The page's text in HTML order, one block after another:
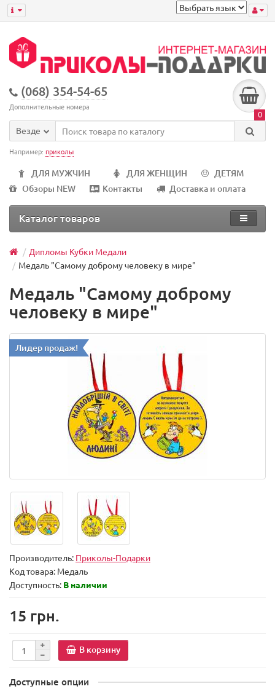
(068) 354-54-65
Дополнительные номера
0
Везде
Например: приколы
ДЛЯ МУЖЧИН ДЛЯ ЖЕНЩИН
ДЕТЯМ
Обзоры NEW
Контакты Доставка и оплата
Каталог товаров
Дипломы Кубки Медали
Медаль "Самому доброму человеку в мире"
Медаль "Самому доброму
человеку в мире"
Лидер продаж!
Производитель: Приколы-Подарки
Код товара: Медаль
Доступность: В наличии
15 грн.
В корзину
Доступные опции